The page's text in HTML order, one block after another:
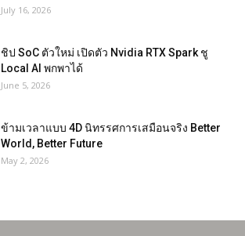
July 16, 2026
ชิป SoC ตัวใหม่ เปิดตัว Nvidia RTX Spark ชู
Local AI พกพาได้
June 5, 2026
ข้ามเวลาแบบ 4D นิทรรศการเสมือนจริง Better
World, Better Future
May 2, 2026